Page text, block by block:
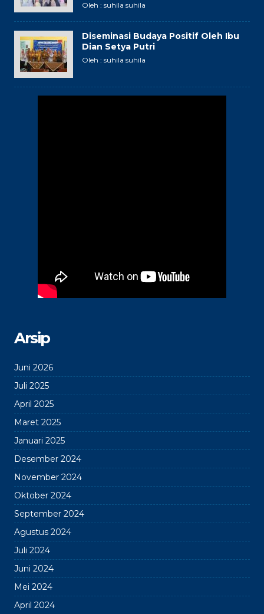
Oleh : suhila suhila
Diseminasi Budaya Positif Oleh Ibu
Dian Setya Putri
Oleh : suhila suhila
Arsip
Juni 2026
Juli 2025
April 2025
Maret 2025
Januari 2025
Desember 2024
November 2024
Oktober 2024
September 2024
Agustus 2024
Juli 2024
Juni 2024
Mei 2024
April 2024